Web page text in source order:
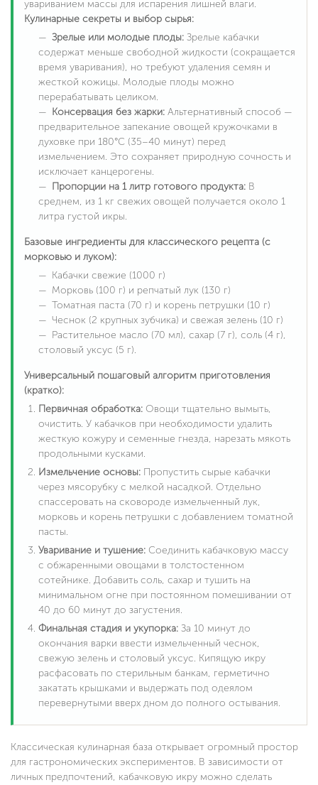
увариванием массы для испарения лишней влаги.
Кулинарные секреты и выбор сырья:
Зрелые или молодые плоды: Зрелые кабачки
содержат меньше свободной жидкости (сокращается
время уваривания), но требуют удаления семян и
жесткой кожицы. Молодые плоды можно
перерабатывать целиком.
Консервация без жарки: Альтернативный способ —
предварительное запекание овощей кружочками в
духовке при 180°C (35–40 минут) перед
измельчением. Это сохраняет природную сочность и
исключает канцерогены.
Пропорции на 1 литр готового продукта: В
среднем, из 1 кг свежих овощей получается около 1
литра густой икры.
Базовые ингредиенты для классического рецепта (с
морковью и луком):
Кабачки свежие (1000 г)
Морковь (100 г) и репчатый лук (130 г)
Томатная паста (70 г) и корень петрушки (10 г)
Чеснок (2 крупных зубчика) и свежая зелень (10 г)
Растительное масло (70 мл), сахар (7 г), соль (4 г),
столовый уксус (5 г).
Универсальный пошаговый алгоритм приготовления
(кратко):
Первичная обработка: Овощи тщательно вымыть,
очистить. У кабачков при необходимости удалить
жесткую кожуру и семенные гнезда, нарезать мякоть
продольными кусками.
Измельчение основы: Пропустить сырые кабачки
через мясорубку с мелкой насадкой. Отдельно
спассеровать на сковороде измельченный лук,
морковь и корень петрушки с добавлением томатной
пасты.
Уваривание и тушение: Соединить кабачковую массу
с обжаренными овощами в толстостенном
сотейнике. Добавить соль, сахар и тушить на
минимальном огне при постоянном помешивании от
40 до 60 минут до загустения.
Финальная стадия и укупорка: За 10 минут до
окончания варки ввести измельченный чеснок,
свежую зелень и столовый уксус. Кипящую икру
расфасовать по стерильным банкам, герметично
закатать крышками и выдержать под одеялом
перевернутыми вверх дном до полного остывания.
Классическая кулинарная база открывает огромный простор
для гастрономических экспериментов. В зависимости от
личных предпочтений, кабачковую икру можно сделать